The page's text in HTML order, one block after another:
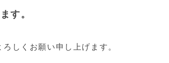
す。
しくお願い申し上げます。